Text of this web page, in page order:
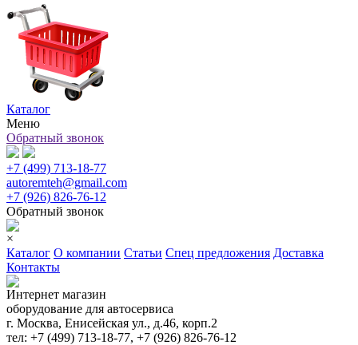
Каталог
Меню
Обратный звонок
+7 (499) 713-18-77
autoremteh@gmail.com
+7 (926) 826-76-12
Обратный звонок
×
Каталог О компании Статьи Спец предложения Доставка
Контакты
Интернет магазин
оборудование для автосервиса
г. Москва, Енисейская ул., д.46, корп.2
тел: +7 (499) 713-18-77, +7 (926) 826-76-12